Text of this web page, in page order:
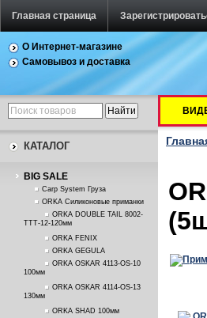
Главная страница
О Интернет-магазине
Самовывоз и доставка
КАТАЛОГ
BIG SALE
Carp System Груза
ORKA Силиконовые приманки
ORKA DOUBLE TAIL 8002-
TTT-12-120мм
ORKA FENIX
ORKA GEGULA
ORKA OSKAR 4113-OS-10
100мм
ORKA OSKAR 4114-OS-13
130мм
ORKA SHAD 100мм